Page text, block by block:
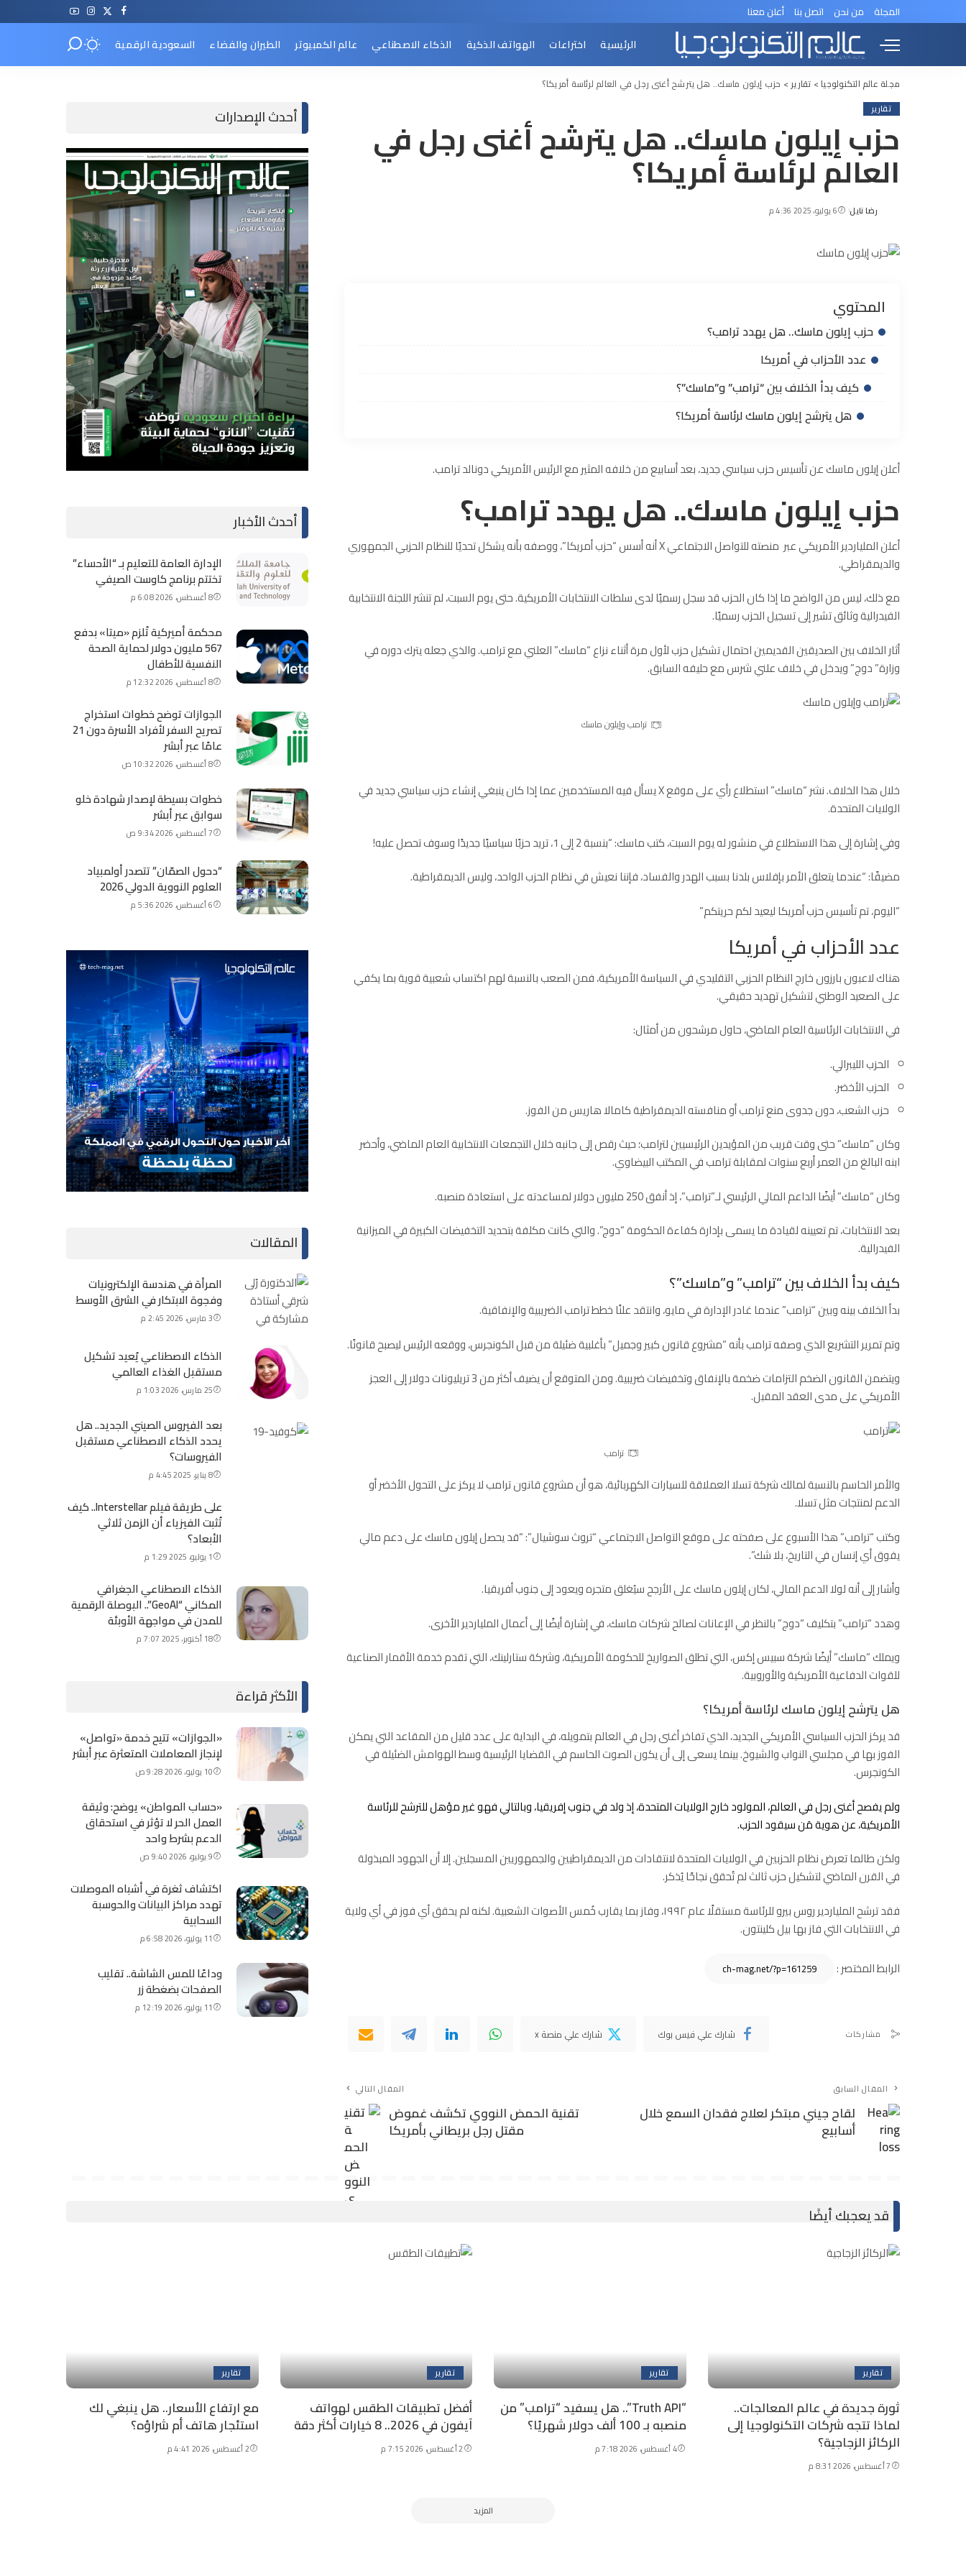
المجلة من نحن اتصل بنا أعلن معنا
الرئيسية اختراعات الهواتف الذكية الذكاء الاصطناعي عالم الكمبيوتر الطيران والفضاء السعودية الرقمية
مجلة عالم التكنولوجيا> تقارير > حزب إيلون ماسك.. هل يترشح أغنى رجل في العالم لرئاسة أمريكا؟
تقارير
حزب إيلون ماسك.. هل يترشح أغنى رجل في
العالم لرئاسة أمريكا؟
Posted
رضا نايل 6 يوليو، 2025 4:36 م
المحتوي
حزب إيلون ماسك.. هل يهدد ترامب؟
عدد الأحزاب في أمريكا
كيف بدأ الخلاف بين “ترامب” و”ماسك”؟
هل يترشح إيلون ماسك لرئاسة أمريكا؟
أعلن إيلون ماسك عن تأسيس حزب سياسي جديد، بعد أسابيع من خلافه المثير مع الرئيس الأمريكي دونالد ترامب.
حزب إيلون ماسك.. هل يهدد ترامب؟
أعلن الملياردير الأمريكي عبر منصته للتواصل الاجتماعي X أنه أسس “حزب أمريكا”، ووصفه بأنه يشكل تحديًا للنظام الحزبي الجمهوري
والديمقراطي.
مع ذلك، ليس من الواضح ما إذا كان الحزب قد سجل رسميًا لدى سلطاتالانتخابات الأمريكية. حتى يوم السبت، لم تنشر اللجنة الانتخابية
الفيدرالية وثائق تشير إلى تسجيل الحزب رسميًا.
أثار الخلاف بين الصديقين القديمين احتمال تشكيل حزب لأول مرة أثناء نزاع “ماسك” العلني مع ترامب. والذي جعله يترك دوره في
وزارة”دوج” ويدخل في خلاف علني شرس مع حليفه السابق.
ترامب وإيلون ماسك
خلال هذا الخلاف. نشر “ماسك” استطلاع رأي على موقع X يسأل فيه المستخدمين عما إذا كان ينبغي إنشاء حزب سياسي جديد في
الولايات المتحدة.
وفي إشارة إلى هذا الاستطلاع في منشور له يوم السبت، كتب ماسك: “بنسبة 2 إلى 1، تريد حزبًا سياسيًا جديدًا وسوف تحصل عليه!
مضيفًا: “عندما يتعلق الأمر بإفلاس بلدنا بسبب الهدر والفساد، فإننا نعيش في نظام الحزب الواحد، وليس الديمقراطية.
“اليوم، تم تأسيس حزب أمريكا ليعيد لكم حريتكم”
عدد الأحزاب في أمريكا
هناك لاعبون بارزون خارج النظام الحزبي التقليدي في السياسة الأمريكية، فمن الصعب بالنسبة لهم اكتساب شعبية قوية بما يكفي
على الصعيد الوطني لتشكيل تهديد حقيقي.
في الانتخابات الرئاسية العام الماضي، حاول مرشحون من أمثال:
الحزب الليبرالي.
الحزب الأخضر.
حزب الشعب، دون جدوى منع ترامب أو منافسته الديمقراطيةكامالا هاريسمن الفوز.
وكان “ماسك” حتى وقت قريب من المؤيدين الرئيسيين لترامب؛ حيث رقص إلى جانبه خلال التجمعات الانتخابية العام الماضي، وأحضر
ابنه البالغ من العمر أربع سنوات لمقابلة ترامب في المكتب البيضاوي.
وكان “ماسك” أيضًا الداعم المالي الرئيسي لـ”ترامب”، إذ أنفق 250 مليون دولار لمساعدته على استعادة منصبه.
بعد الانتخابات، تم تعيينه لقيادة ما يسمى بإدارة كفاءة الحكومة “دوج”. والتي كانت مكلفة بتحديد التخفيضات الكبيرة في الميزانية
الفيدرالية.
كيف بدأ الخلاف بين “ترامب” و”ماسك”؟
بدأ الخلاف بينه وبين “ترامب” عندما غادر الإدارة في مايو، وانتقد علنًا خطط ترامب الضريبية والإنفاقية.
وتم تمرير التشريع الذي وصفه ترامب بأنه “مشروع قانون كبير وجميل” بأغلبية ضئيلة من قبل الكونجرس، ووقعه الرئيس ليصبح قانونًا.
ويتضمن القانون الضخم التزامات ضخمة بالإنفاق وتخفيضات ضريبية. ومن المتوقع أن يضيف أكثر من 3 تريليونات دولار إلى العجز
الأمريكي على مدى العقد المقبل.
ترامب
والأمر الحاسم بالنسبة لمالك شركة تسلا العملاقةللسيارات الكهربائية، هو أن مشروع قانون ترامب لا يركز على التحول الأخضر أو ​​
الدعم لمنتجات مثل تسلا.
وكتب “ترامب” هذا الأسبوع على صفحته على موقع التواصل الاجتماعي “تروث سوشيال”: “قد يحصل إيلون ماسك على دعم مالي
يفوق أي إنسان في التاريخ، بلا شك”.
وأشار إلى أنه لولا الدعم المالي، لكان إيلون ماسك على الأرجح سيُغلق متجره ويعود إلى جنوب أفريقيا.
وهدد “ترامب” بتكليف “دوج” بالنظر في الإعانات لصالح شركات ماسك، في إشارة أيضًا إلى أعمال الملياردير الأخرى.
ويملك “ماسك” أيضًا شركة سبيس إكس، التي تطلق الصواريخ للحكومة الأمريكية، وشركة ستارلينك، التي تقدم خدمة الأقمار الصناعية
للقوات الدفاعية الأمريكية والأوروبية.
هل يترشح إيلون ماسك لرئاسة أمريكا؟
قد يركز الحزب السياسي الأمريكي الجديد، الذي تفاخر أغنى رجل في العالم بتمويله، في البداية على عدد قليل من المقاعد التي يمكن
الفوز بها في مجلسي النواب والشيوخ. بينما يسعى إلى أن يكون الصوت الحاسم في القضايا الرئيسية وسط الهوامش الضئيلة في
الكونجرس.
ولم يفصح أغنى رجل في العالم، المولود خارج الولايات المتحدة، إذ ولد فيجنوب إفريقيا، وبالتالي فهو غير مؤهل للترشح للرئاسة
الأمريكية، عن هوية مَن سيقود الحزب.
ولكن طالما تعرض نظام الحزبين في الولايات المتحدة لانتقادات من الديمقراطيين والجمهوريين المسجلين. إلا أن الجهود المبذولة
في القرن الماضي لتشكيل حزب ثالث لم تُحقق نجاحًا يُذكر.
فقد ترشح الملياردير روس بيرو للرئاسة مستقلًا عام ١٩٩٢، وفاز بما يقارب خُمس الأصوات الشعبية. لكنه لم يحقق أي فوز في أي ولاية
في الانتخابات التي فاز بها بيل كلينتون.
الرابط المختصر :
مشاركات شارك علي فيس بوك شارك علي منصة x
المقال السابق
لقاح جيني مبتكر لعلاج فقدان السمع خلال
أسابيع
المقال التالي
تقنية الحمض النووي تكشف غموض
مقتل رجل بريطاني بأمريكا
أحدث الإصدارات
أحدث الأخبار
الإدارة العامة للتعليم بـ “الأحساء”
تختتم برنامج كاوست الصيفي
8 أغسطس، 2026 6:08 م
محكمة أميركية تُلزم «ميتا» بدفع
567 مليون دولار لحماية الصحة
النفسية للأطفال
8 أغسطس، 2026 12:32 م
الجوازات توضح خطوات استخراج
تصريح السفر لأفراد الأسرة دون 21
عامًا عبر أبشر
8 أغسطس، 2026 10:32 ص
خطوات بسيطة لإصدار شهادة خلو
سوابق عبر أبشر
7 أغسطس، 2026 9:34 ص
“دحول الصمّان” تتصدر أولمبياد
العلوم النووية الدولي 2026
6 أغسطس، 2026 5:36 م
المقالات
المرأة في هندسة الإلكترونيات
وفجوة الابتكار في الشرق الأوسط
3 مارس، 2026 2:45 م
الذكاء الاصطناعي يُعيد تشكيل
مستقبل الغذاء العالمي
25 مارس، 2026 1:03 م
بعد الفيروس الصيني الجديد.. هل
يحدد الذكاء الاصطناعي مستقبل
الفيروسات؟
8 يناير، 2025 4:45 م
على طريقة فيلم Interstellar.. كيف
تُثبت الفيزياء أن الزمن ثلاثي
الأبعاد؟
1 يوليو، 2025 1:29 م
الذكاء الاصطناعي الجغرافي
المكاني “GeoAI”.. البوصلة الرقمية
للمدن في مواجهة الأوبئة
18 أكتوبر، 2025 7:07 م
الأكثر قراءة
«الجوازات» تتيح خدمة «تواصل»
لإنجاز المعاملات المتعثرة عبر أبشر
10 يوليو، 2026 9:28 ص
«حساب المواطن» يوضح: وثيقة
العمل الحر لا تؤثر في استحقاق
الدعم بشرط واحد
9 يوليو، 2026 9:40 ص
اكتشاف ثغرة في أشباه الموصلات
تهدد مراكز البيانات والحوسبة
السحابية
11 يوليو، 2026 6:58 م
وداعًا للمس الشاشة.. تقليب
الصفحات بضغطة زر
11 يوليو، 2026 12:19 م
قد يعجبك أيضًا
تقارير
ثورة جديدة في عالم المعالجات..
لماذا تتجه شركات التكنولوجيا إلى
الركائز الزجاجية؟
7 أغسطس، 2026 8:31 م
تقارير
“Truth API”.. هل يسفيد “ترامب” من
منصبه بـ 100 ألف دولار شهريًا؟
4 أغسطس، 2026 7:18 م
تقارير
أفضل تطبيقات الطقس لهواتف
آيفون في 2026.. 8 خيارات أكثر دقة
2 أغسطس، 2026 7:15 م
تقارير
مع ارتفاع الأسعار.. هل ينبغي لك
استئجار هاتف أم شراؤه؟
2 أغسطس، 2026 4:41 م
المزيد